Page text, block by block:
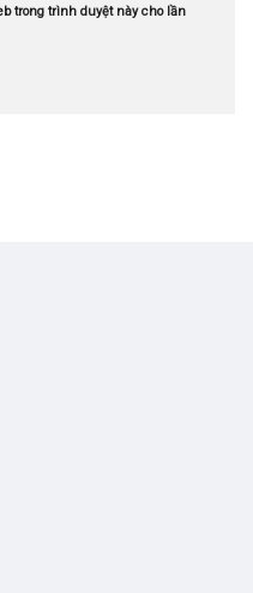
trong trình duyệt này cho lần